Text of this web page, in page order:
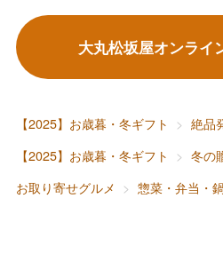
大丸松坂屋オンライ
【2025】お歳暮・冬ギフト
絶品
【2025】お歳暮・冬ギフト
冬の
お取り寄せグルメ
惣菜・弁当・
ビューティ
ファッシ
ベビー＆
大丸・松坂屋
出産内
お香典
快気祝
父の日
お中元
敬老の